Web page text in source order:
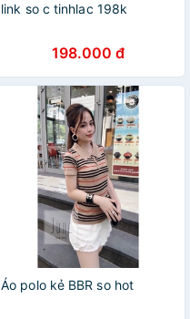
link so c tinhlac 198k
198.000 đ
Áo polo kẻ BBR so hot